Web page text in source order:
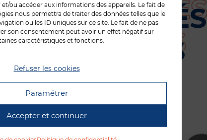
ou accéder aux informations des appareils. Le fait de
nous permettra de traiter des données telles que le
ou les ID uniques sur ce site. Le fait de ne pas
son consentement peut avoir un effet négatif sur
caractéristiques et fonctions.
Accepter et continuer
Refuser les cookies
Paramétrer
ACTUALITÉS
VOUS